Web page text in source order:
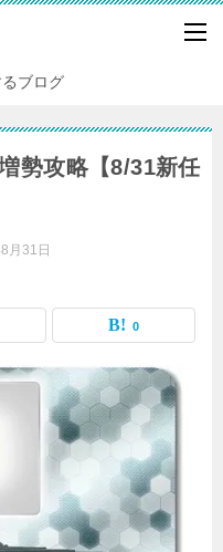
ブログ
勢攻略【8/31新任
月31日
0